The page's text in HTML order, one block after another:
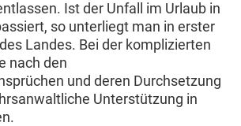
Ist der Unfall im Urlaub in
so unterliegt man in erster
Landes. Bei der komplizierten
nach den
und deren Durchsetzung
Unterstützung in